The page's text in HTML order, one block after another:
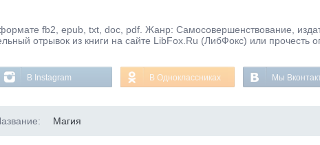
fb2, epub, txt, doc, pdf. Жанр: Самосовершенствование,
отрывок из книги на сайте LibFox.Ru (ЛибФокс) или прочесть
В Instagram В Одноклассниках Мы
Магия